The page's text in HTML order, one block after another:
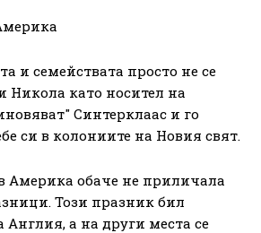
и семействата просто не се
Никола като носител на
Синтерклаас и го
си в колониите на Новия свят.
Америка обаче не приличала
Този празник бил
Англия, а на други места се